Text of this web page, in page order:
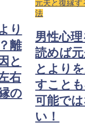
り
離
と
右
の
元夫と復縁す
法
男性心
読めば
とより
すこと
可能で
い！